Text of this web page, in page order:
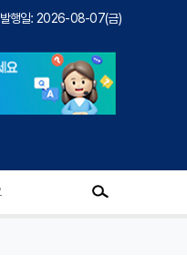
발행일: 2026-08-07(금)